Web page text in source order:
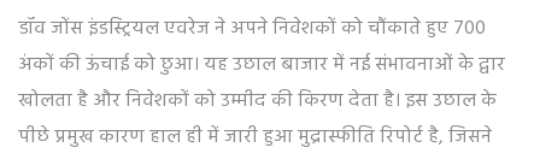
डॉव जोंस इंडस्ट्रियल एवरेज ने अपने निवेशकों को चौंकाते हुए 700
अंकों की ऊंचाई को छुआ। यह उछाल बाजार में नई संभावनाओं के द्वार
खोलता है और निवेशकों को उम्मीद की किरण देता है। इस उछाल के
पीछे प्रमुख कारण हाल ही में जारी हुआ मुद्रास्फीति रिपोर्ट है, जिसने